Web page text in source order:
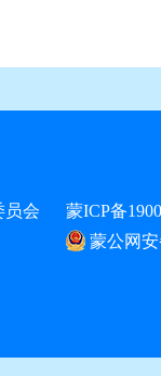
员会
蒙ICP备
蒙公网安